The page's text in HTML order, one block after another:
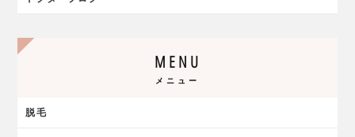
MENU
メニュー
脱毛